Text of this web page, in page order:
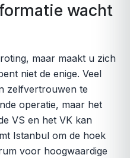
wacht
maar maakt u zich
niet de enige. Veel
zelfvertrouwen te
operatie, maar het
VS en het VK kan
Istanbul om de hoek
voor hoogwaardige